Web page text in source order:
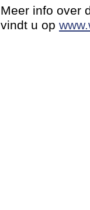
Meer info over
vindt u op